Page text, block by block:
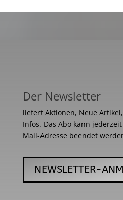
Der Newsletter
liefert Aktionen, Neue
Infos. Das Abo kann
Mail-Adresse beendet
NEWSLETTER-